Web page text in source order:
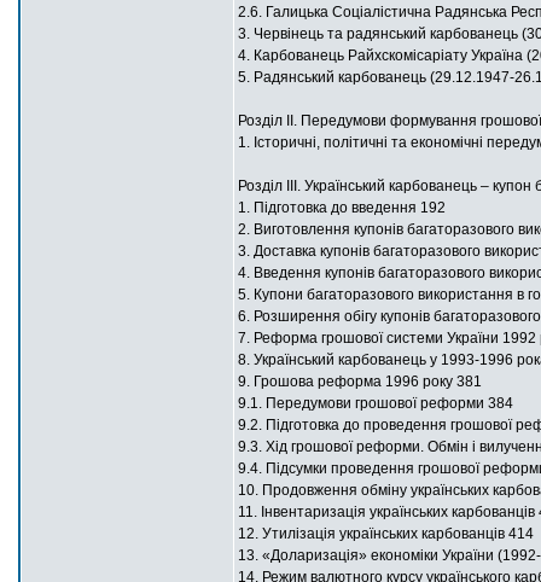
2.6. Галицька Соціалістична Радянська
3. Червінець та радянський карбованець
4. Карбованець Райхскомісаріату Україна
5. Радянський карбованець (29.12.1947-
Розділ ІІ. Передумови формування
1. Історичні, політичні та економічні
Розділ ІІІ. Український карбованець –
1. Підготовка до введення 192
2. Виготовлення купонів багаторазового
3. Доставка купонів багаторазового
4. Введення купонів багаторазового
5. Купони багаторазового використання в
6. Розширення обігу купонів
7. Реформа грошової системи України 1992
8. Український карбованець у 1993-1996
9. Грошова реформа 1996 року 381
9.1. Передумови грошової реформи 384
9.2. Підготовка до проведення грошової
9.3. Хід грошової реформи. Обмін і
9.4. Підсумки проведення грошової
10. Продовження обміну українських
11. Інвентаризація українських карбованців
12. Утилізація українських карбованців 414
13. «Доларизація» економіки України
14. Режим валютного курсу українського